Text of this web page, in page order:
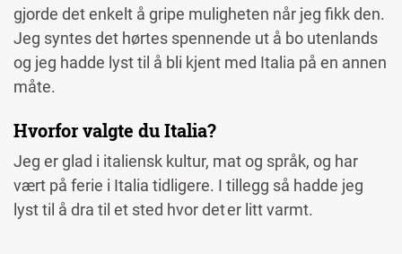
gjorde det enkelt å gripe muligheten når jeg fikk den.
Jeg syntes det hørtes spennende ut å bo utenlands
og jeg hadde lyst til å bli kjent med Italia på en annen
måte.
Hvorfor valgte du Italia?
Jeg er glad i italiensk kultur, mat og språk, og har
vært på ferie i Italia tidligere. I tillegg så hadde jeg
lyst til å dra til et sted hvor det er litt varmt.